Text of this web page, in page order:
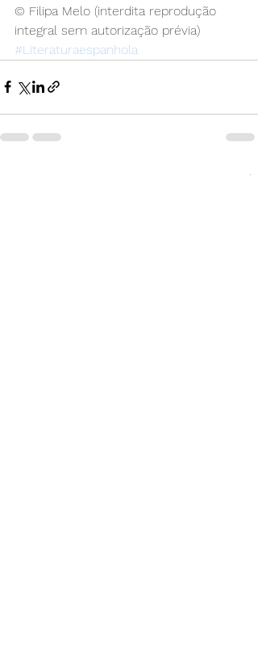
© Filipa Melo (interdita reprodução
integral sem autorização prévia)
#Literaturaespanhola
Ver tudo